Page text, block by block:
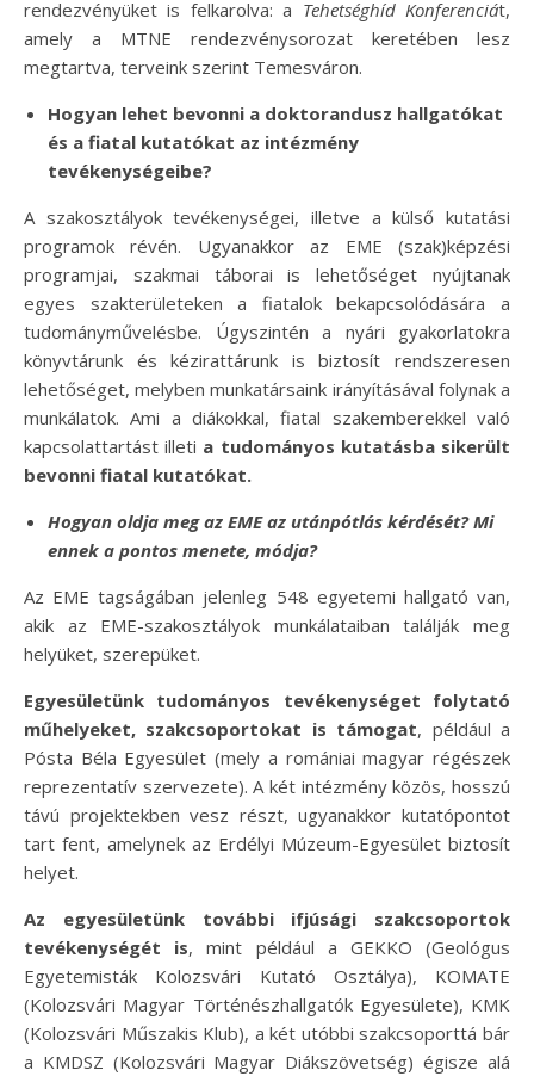
rendezvényüket is felkarolva: a Tehetséghíd Konferenciát,
amely a MTNE rendezvénysorozat keretében lesz
megtartva, terveink szerint Temesváron.
Hogyan lehet bevonni a doktorandusz hallgatókat
és a fiatal kutatókat az intézmény
tevékenységeibe?
A szakosztályok tevékenységei, illetve a külső kutatási
programok révén. Ugyanakkor az EME (szak)képzési
programjai, szakmai táborai is lehetőséget nyújtanak
egyes szakterületeken a fiatalok bekapcsolódására a
tudományművelésbe. Úgyszintén a nyári gyakorlatokra
könyvtárunk és kézirattárunk is biztosít rendszeresen
lehetőséget, melyben munkatársaink irányításával folynak a
munkálatok. Ami a diákokkal, fiatal szakemberekkel való
kapcsolattartást illeti a tudományos kutatásba sikerült
bevonni fiatal kutatókat.
Hogyan oldja meg az EME az utánpótlás kérdését? Mi
ennek a pontos menete, módja?
Az EME tagságában jelenleg 548 egyetemi hallgató van,
akik az EME-szakosztályok munkálataiban találják meg
helyüket, szerepüket.
Egyesületünk tudományos tevékenységet folytató
műhelyeket, szakcsoportokat is támogat, például a
Pósta Béla Egyesület (mely a romániai magyar régészek
reprezentatív szervezete). A két intézmény közös, hosszú
távú projektekben vesz részt, ugyanakkor kutatópontot
tart fent, amelynek az Erdélyi Múzeum-Egyesület biztosít
helyet.
Az egyesületünk további ifjúsági szakcsoportok
tevékenységét is, mint például a GEKKO (Geológus
Egyetemisták Kolozsvári Kutató Osztálya), KOMATE
(Kolozsvári Magyar Történészhallgatók Egyesülete), KMK
(Kolozsvári Műszakis Klub), a két utóbbi szakcsoporttá bár
a KMDSZ (Kolozsvári Magyar Diákszövetség) égisze alá